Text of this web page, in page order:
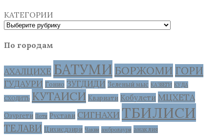
КАТЕГОРИИ
По городам
АХАЛЦИХЕ БАТУМИ БОРЖОМИ ГОРИ
ГУДАУРИ Гонио ЗУГДИДИ Зеленый мыс КАЗБЕГИ КУДА
СХОДИТЬ КУТАИСИ Квариати Кобулети МЦХЕТА
Озургети Поти Рустави СИГНАХИ ТБИЛИСИ
ТЕЛАВИ Цихисдзири Чакви амбролаури анаклия